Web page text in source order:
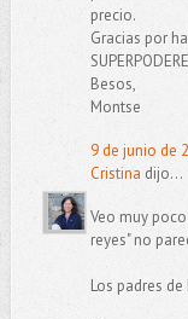
precio.
Gracias por
Besos,
Montse
9 de junio de
Cristina dijo...
Veo muy
reyes" no
Los padres